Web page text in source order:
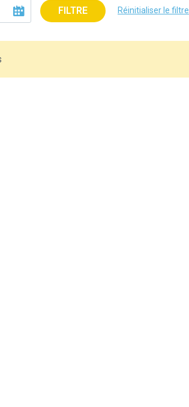
FILTRE Réinitialiser le filtre